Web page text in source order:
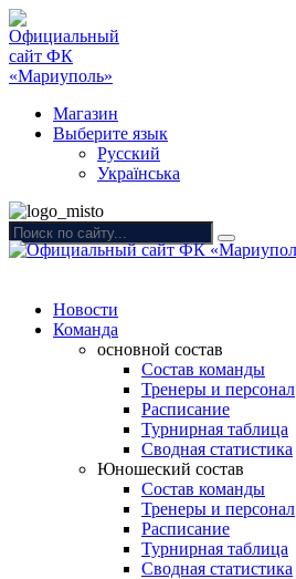
Магазин
Выберите язык
Русский
Українська
Новости
Команда
основной состав
Состав команды
Тренеры и персонал
Расписание
Турнирная таблица
Сводная статистика
Юношеский состав
Состав команды
Тренеры и персонал
Расписание
Турнирная таблица
Сводная статистика